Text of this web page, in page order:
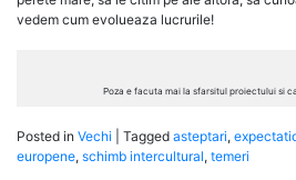
vedem cum evolueaza lucrurile!
Poza e facuta mai la sfarsitul proiectului si
Posted in Vechi Tagged asteptari,
europene, schimb intercultural, temeri